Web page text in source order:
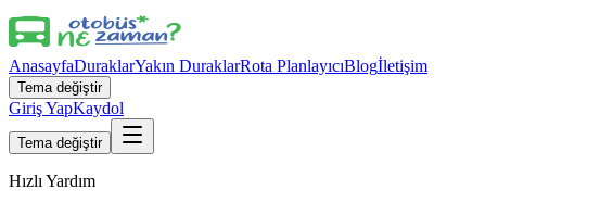
AnasayfaDuraklarYakın DuraklarRota PlanlayıcıBlogİletişim
Tema değiştir
Giriş YapKaydol
Tema değiştir
Hızlı Yardım